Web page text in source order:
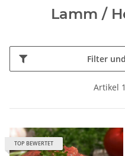
Lamm /
Filter
Artikel
TOP BEWERTET